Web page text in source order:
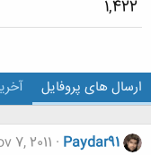
1,422
ارسال های پروفایل
Paydar91
7, 2011